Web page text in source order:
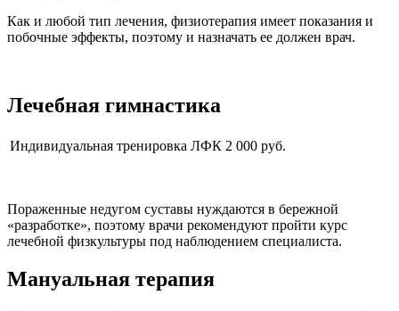
Как и любой тип лечения, физиотерапия имеет показания и
побочные эффекты, поэтому и назначать ее должен врач.
Лечебная гимнастика
Индивидуальная тренировка ЛФК 2 000 руб.
Пораженные недугом суставы нуждаются в бережной
«разработке», поэтому врачи рекомендуют пройти курс
лечебной физкультуры под наблюдением специалиста.
Мануальная терапия